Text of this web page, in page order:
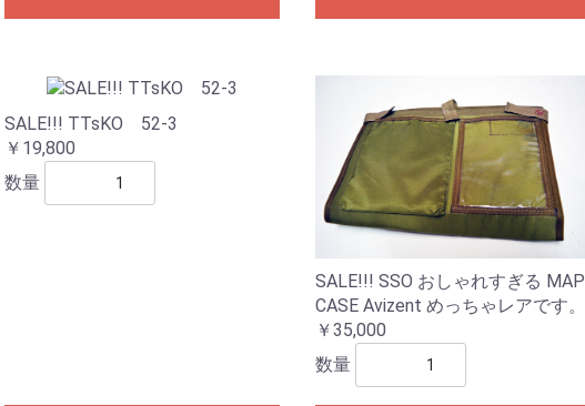
SALE!!! TTsKO 52-3
￥19,800
数量
SALE!!! SSO おしゃれすぎる MAP
CASE Avizent めっちゃレアです。
￥35,000
数量